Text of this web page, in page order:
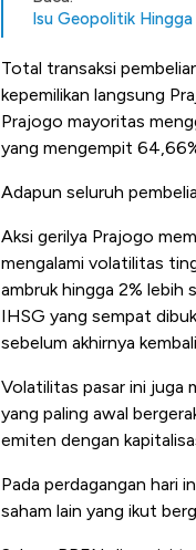
Isu Geopolitik
Total transaksi
kepemilikan langsung
Prajogo mayoritas
yang mengempit
Adapun seluruh
Aksi gerilya Prajogo
mengalami volatilitas
ambruk hingga 2% lebih
IHSG yang sempat
sebelum akhirnya
Volatilitas pasar ini juga
yang paling awal
emiten dengan
Pada perdagangan hari
saham lain yang ikut